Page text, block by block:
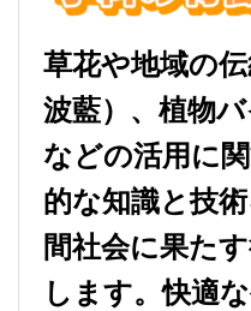
草花や地域の
波藍）、植物
などの活用に
的な知識と技
間社会に果た
します。快適